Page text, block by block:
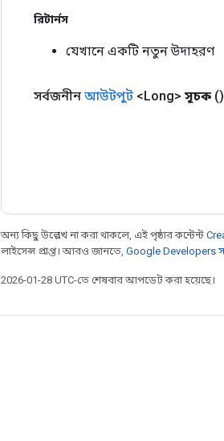
রিটার্নস
যেখানে একটি নতুন উদাহরণ
সর্বজনীন আউটপুট <Long> সূচক ()
অন্য কিছু উল্লেখ না করা থাকলে, এই পৃষ্ঠার কন্টেন্ট
লাইসেন্স প্রাপ্ত। আরও জানতে, Google Developers
2026-01-28 UTC-তে শেষবার আপডেট করা হয়েছে।